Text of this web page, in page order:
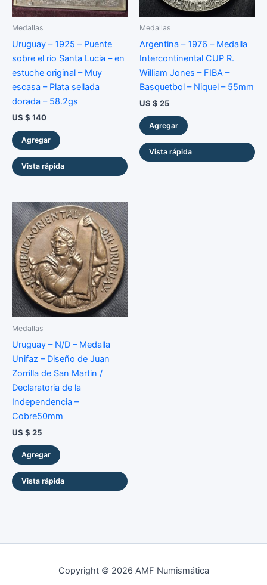
Habitantes
-
Metal
Blanco
28mm
Medallas
Uruguay – 1925 – Puente
sobre el rio Santa Lucia – en
estuche original – Muy
escasa – Plata sellada
dorada – 58.2gs
US $ 140
Agregar
Vista rápida
Medallas
Argentina – 1976 – Medalla
Intercontinental CUP R.
William Jones – FIBA –
Basquetbol – Niquel – 55mm
US $ 25
Agregar
Vista rápida
Medallas
Uruguay – N/D – Medalla
Unifaz – Diseño de Juan
Zorrilla de San Martin /
Declaratoria de la
Independencia –
Cobre50mm
US $ 25
Agregar
Vista rápida
Copyright © 2026 AMF Numismática